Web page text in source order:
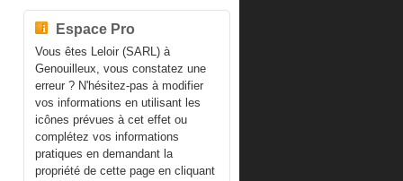
Espace Pro
Vous êtes Leloir (SARL) à
Genouilleux, vous constatez une
erreur ? N'hésitez-pas à modifier
vos informations en utilisant les
icônes prévues à cet effet ou
complétez vos informations
pratiques en demandant la
propriété de cette page en cliquant